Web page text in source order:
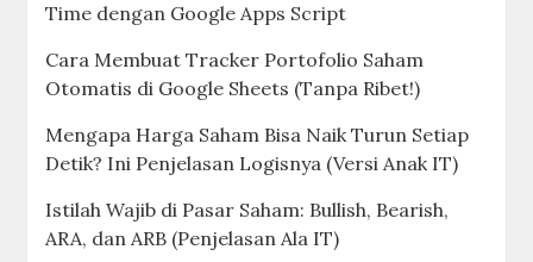
Time dengan Google Apps Script
Cara Membuat Tracker Portofolio Saham
Otomatis di Google Sheets (Tanpa Ribet!)
Mengapa Harga Saham Bisa Naik Turun Setiap
Detik? Ini Penjelasan Logisnya (Versi Anak IT)
Istilah Wajib di Pasar Saham: Bullish, Bearish,
ARA, dan ARB (Penjelasan Ala IT)